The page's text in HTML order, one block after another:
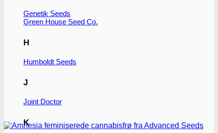
Genetik Seeds
Green House Seed Co.
H
Humboldt Seeds
J
Joint Doctor
K